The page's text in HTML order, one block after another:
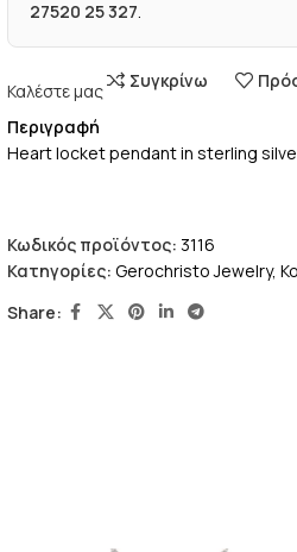
27520 25 327.
Καλέστε μας Συγκρίνω
Περιγραφή
Heart locket pendant in sterling
Κωδικός προϊόντος: 3116
Κατηγορίες: Gerochristo Jewelry,
Share: